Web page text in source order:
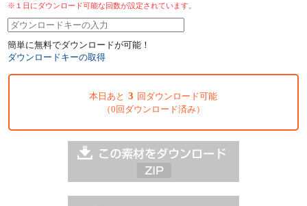
※１日にダウンロード可能な回数が設定されています。
簡単に無料でダウンロードが可能！
ダウンロードキーの取得
本日あと 3 回ダウンロード可能
（0回ダウンロード済み）